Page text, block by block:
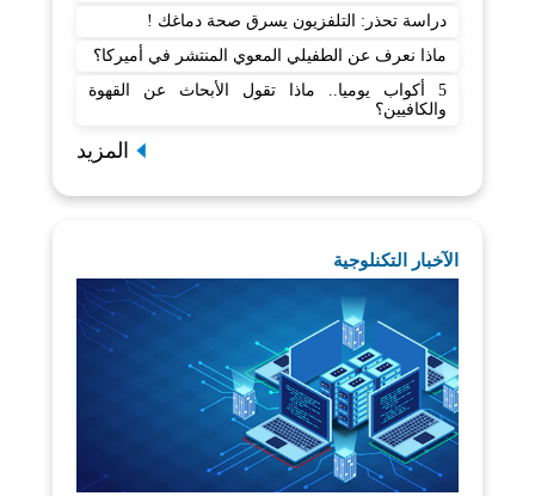
دراسة تحذر: التلفزيون يسرق صحة دماغك !
ماذا نعرف عن الطفيلي المعوي المنتشر في أميركا؟
5 أكواب يوميا.. ماذا تقول الأبحاث عن القهوة
والكافيين؟
المزيد
الآخبار التكنلوجية